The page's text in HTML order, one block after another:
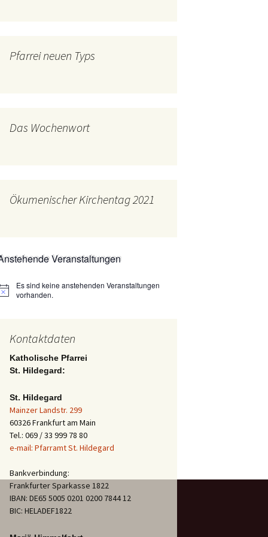
Wochenwort
Pfarrei neuen Typs
Das Wochenwort
Ökumenischer Kirchentag 2021
Veranstaltungen
Es sind keine anstehenden Veranstaltungen
vorhanden.
Kontaktdaten
Katholische Pfarrei
St. Hildegard:
St. Hildegard
Mainzer Landstr. 299
60326 Frankfurt am Main
Tel.: 069 / 33 999 78 80
e-mail: Pfarramt St. Hildegard
Bankverbindung:
Frankfurter Sparkasse 1822
IBAN: DE65 5005 0201 0200 7844 12
BIC: HELADEF1822